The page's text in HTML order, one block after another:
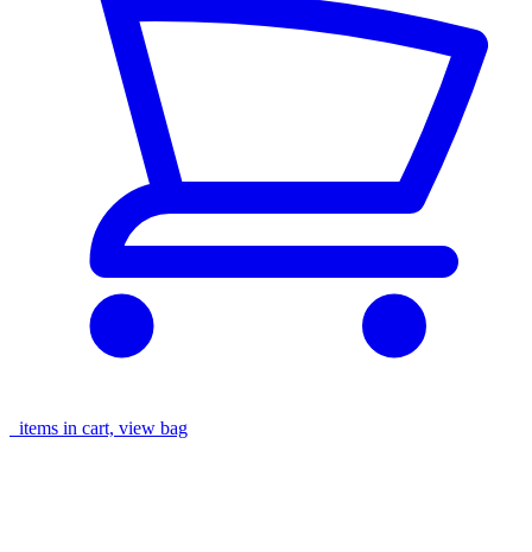
items in cart, view bag